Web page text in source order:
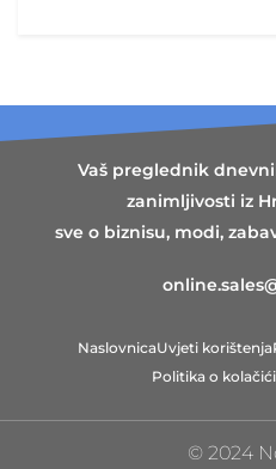
Vaš preglednik
zanimljivosti iz
sve o biznisu, modi,
NaslovnicaUvjeti korištenja
Politika o
© 2024